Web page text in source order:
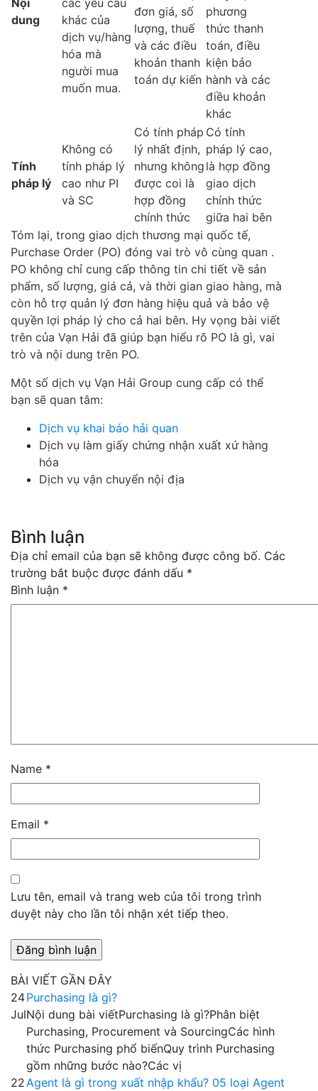
Nội
dung
các yêu cầu
khác của
dịch vụ/hàng
hóa mà
người mua
muốn mua.
đơn giá, số
lượng, thuế
và các điều
khoản thanh
toán dự kiến
phương
thức thanh
toán, điều
kiện bảo
hành và các
điều khoản
khác
Tính
pháp lý
Không có
tính pháp lý
cao như PI
và SC
Có tính pháp
lý nhất định,
nhưng không
được coi là
hợp đồng
chính thức
Có tính
pháp lý cao,
là hợp đồng
giao dịch
chính thức
giữa hai bên
Tóm lại, trong giao dịch thương mại quốc tế,
Purchase Order (PO) đóng vai trò vô cùng quan .
PO không chỉ cung cấp thông tin chi tiết về sản
phẩm, số lượng, giá cả, và thời gian giao hàng, mà
còn hỗ trợ quản lý đơn hàng hiệu quả và bảo vệ
quyền lợi pháp lý cho cả hai bên. Hy vọng bài viết
trên của Vạn Hải đã giúp bạn hiểu rõ PO là gì, vai
trò và nội dung trên PO.
Một số dịch vụ Vạn Hải Group cung cấp có thể
bạn sẽ quan tâm:
Dịch vụ khai báo hải quan
Dịch vụ làm giấy chứng nhận xuất xứ hàng
hóa
Dịch vụ vận chuyển nội địa
Bình luận
Địa chỉ email của bạn sẽ không được công bố. Các
trường bắt buộc được đánh dấu *
Bình luận *
Name *
Email *
Lưu tên, email và trang web của tôi trong trình
duyệt này cho lần tôi nhận xét tiếp theo.
BÀI VIẾT GẦN ĐÂY
24
Jul
Purchasing là gì?
Nội dung bài viếtPurchasing là gì?Phân biệt
Purchasing, Procurement và SourcingCác hình
thức Purchasing phổ biếnQuy trình Purchasing
gồm những bước nào?Các vị
22Agent là gì trong xuất nhập khẩu? 05 loại Agent